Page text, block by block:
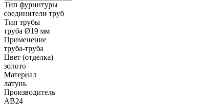
Тип фурнитуры
соединители труб
Тип трубы
труба Ø19 мм
Применение
труба-труба
Цвет (отделка)
золото
Материал
латунь
Производитель
АВ24